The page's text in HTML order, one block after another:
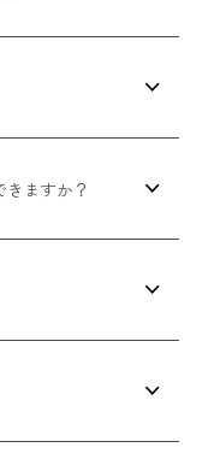
ますか？